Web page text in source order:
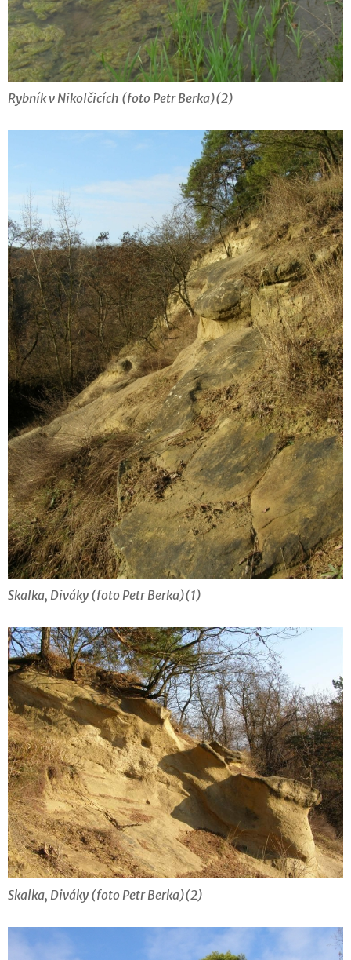
Rybník v Nikolčicích (foto Petr Berka)(2)
Skalka, Diváky (foto Petr Berka)(1)
Skalka, Diváky (foto Petr Berka)(2)